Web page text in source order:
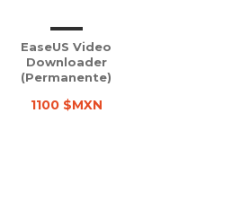
EaseUS Video
Downloader
(Permanente)
1100 $MXN